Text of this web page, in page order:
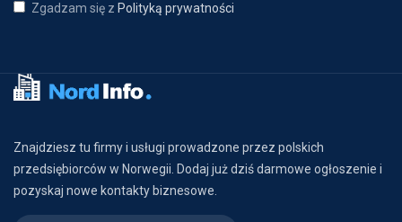
Zgadzam się z Polityką prywatności
Znajdziesz tu firmy i usługi prowadzone przez polskich
przedsiębiorców w Norwegii. Dodaj już dziś darmowe ogłoszenie i
pozyskaj nowe kontakty biznesowe.